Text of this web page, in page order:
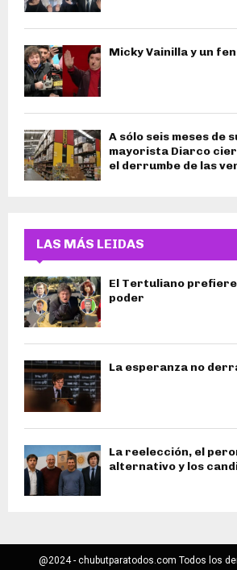
Micky Vainilla y un
A sólo seis meses de
mayorista Diarco
el derrumbe de las
LAS MÁS LEIDAS
El Tertuliano
poder
La esperanza no
La reelección, el
alternativo y los
@2024 - chubutparatodos.com Todos los